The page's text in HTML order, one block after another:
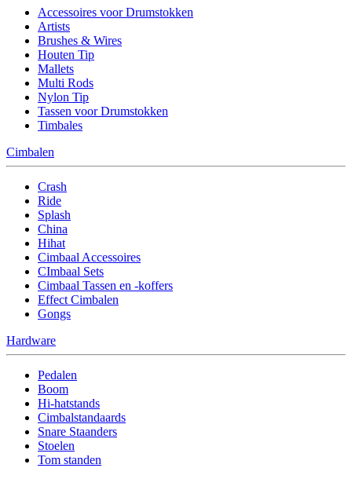
Accessoires voor Drumstokken
Artists
Brushes & Wires
Houten Tip
Mallets
Multi Rods
Nylon Tip
Tassen voor Drumstokken
Timbales
Cimbalen
Crash
Ride
Splash
China
Hihat
Cimbaal Accessoires
CImbaal Sets
Cimbaal Tassen en -koffers
Effect Cimbalen
Gongs
Hardware
Pedalen
Boom
Hi-hatstands
Cimbalstandaards
Snare Staanders
Stoelen
Tom standen